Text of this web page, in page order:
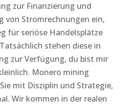
zur Finanzierung und
von Stromrechnungen ein,
für seriöse Handelsplätze
stehen diese in
zur Verfügung, du bist mir
Monero mining
mit Disziplin und Strategie,
Wir kommen in der realen